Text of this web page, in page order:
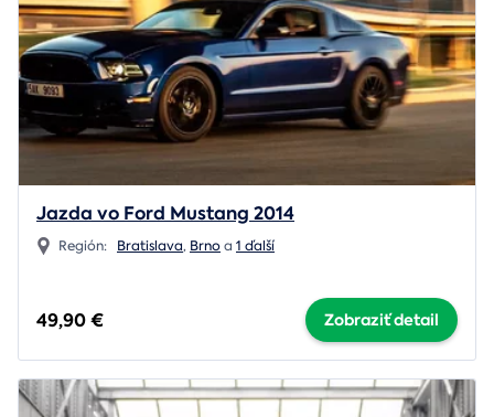
Jazda vo Ford Mustang 2014
Región: Bratislava, Brnoa 1 ďalší
49,90 € Zobraziť detail